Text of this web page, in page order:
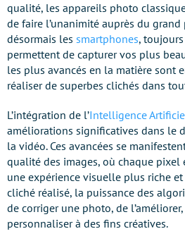
qualité, les appareils photo
de faire l’unanimité auprès du
désormais les smartphones,
permettent de capturer vos plus
les plus avancés en la matière sont
réaliser de superbes clichés dans
L’intégration de l’Intelligence
améliorations significatives dans le
la vidéo. Ces avancées se
qualité des images, où chaque
une expérience visuelle plus riche
cliché réalisé, la puissance des
de corriger une photo, de
personnaliser à des fins créatives.